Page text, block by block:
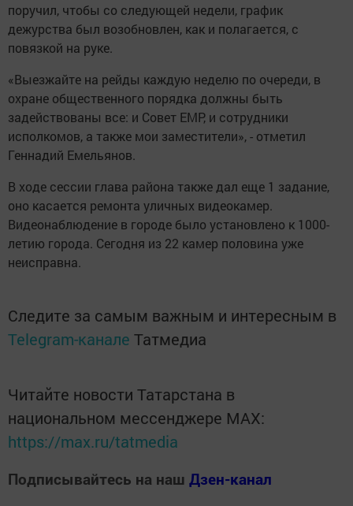
поручил, чтобы со следующей недели, график
дежурства был возобновлен, как и полагается, с
повязкой на руке.
«Выезжайте на рейды каждую неделю по очереди, в
охране общественного порядка должны быть
задействованы все: и Совет ЕМР, и сотрудники
исполкомов, а также мои заместители», - отметил
Геннадий Емельянов.
В ходе сессии глава района также дал еще 1 задание,
оно касается ремонта уличных видеокамер.
Видеонаблюдение в городе было установлено к 1000-
летию города. Сегодня из 22 камер половина уже
неисправна.
Следите за самым важным и интересным в
Telegram-канале Татмедиа
Читайте новости Татарстана в
национальном мессенджере MАХ:
https://max.ru/tatmedia
Подписывайтесь на наш Дзен-канал